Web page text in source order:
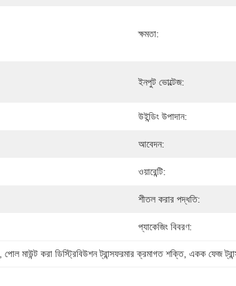
ক্ষমতা:
ইনপুট ভোল্টেজ:
উইন্ডিং উপাদান:
আবেদন:
ওয়ারেন্টি:
শীতল করার পদ্ধতি:
প্যাকেজিং বিবরণ:
পোল মাউন্ট করা ডিস্ট্রিবিউশন ট্রান্সফরমার ক্রমাগত শক্তি, একক ফেজ